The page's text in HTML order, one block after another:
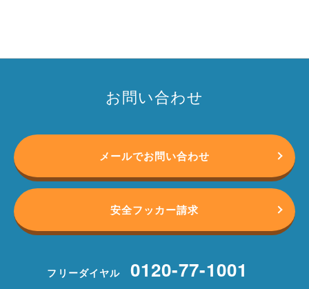
お問い合わせ
メールでお問い合わせ
安全フッカー請求
フリーダイヤル 0120-77-1001